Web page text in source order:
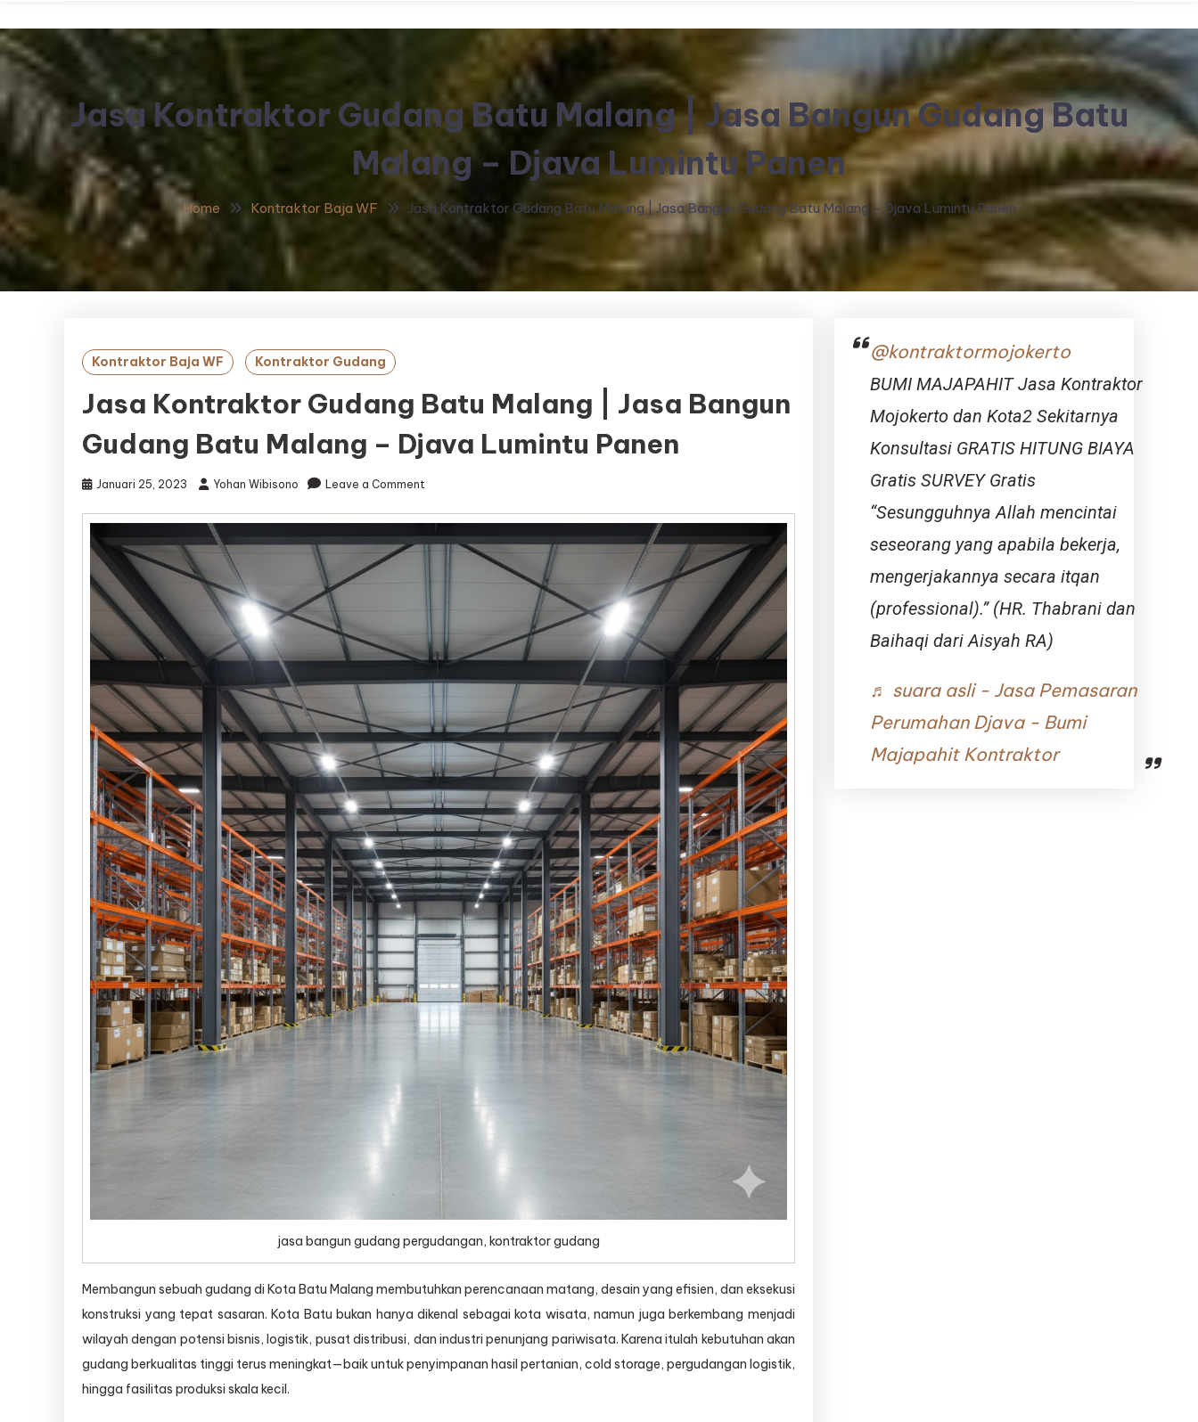
Jasa Kontraktor Gudang Batu Malang | Jasa Bangun Gudang Batu
Malang – Djava Lumintu Panen
Home Kontraktor Baja WF Jasa Kontraktor Gudang Batu Malang | Jasa Bangun Gudang Batu Malang – Djava Lumintu Panen
Kontraktor Baja WF Kontraktor Gudang
Jasa Kontraktor Gudang Batu Malang | Jasa Bangun
Gudang Batu Malang – Djava Lumintu Panen
Januari 25, 2023 Yohan Wibisono Leave a Comment
Kontraktor
Gudang
Jasa
Gudang
Batu
Malang
Djava
Lumintu
Panen
jasa bangun gudang pergudangan, kontraktor gudang
Membangun sebuah gudang di Kota Batu Malang membutuhkan perencanaan matang, desain yang efisien, dan eksekusi
konstruksi yang tepat sasaran. Kota Batu bukan hanya dikenal sebagai kota wisata, namun juga berkembang menjadi
wilayah dengan potensi bisnis, logistik, pusat distribusi, dan industri penunjang pariwisata. Karena itulah kebutuhan akan
gudang berkualitas tinggi terus meningkat—baik untuk penyimpanan hasil pertanian, cold storage, pergudangan logistik,
hingga fasilitas produksi skala kecil.
@kontraktormojokerto
BUMI MAJAPAHIT Jasa Kontraktor
Mojokerto dan Kota2 Sekitarnya
Konsultasi GRATIS HITUNG BIAYA
Gratis SURVEY Gratis
“Sesungguhnya Allah mencintai
seseorang yang apabila bekerja,
mengerjakannya secara itqan
(professional).” (HR. Thabrani dan
Baihaqi dari Aisyah RA)
♬ suara asli - Jasa Pemasaran
Perumahan Djava - Bumi
Majapahit Kontraktor